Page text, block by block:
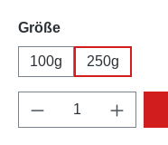
Größeauswählen
100g 250g
Produkt